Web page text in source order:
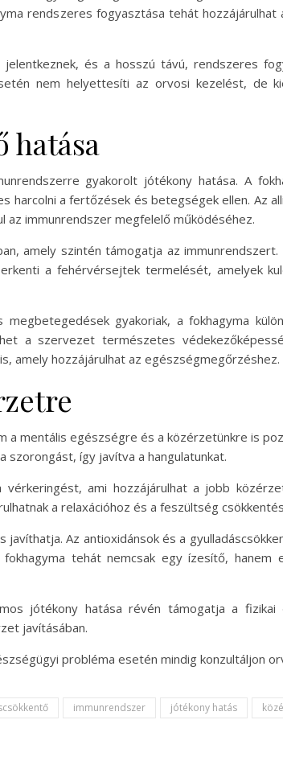
rendszeres fogyasztása tehát
és a hosszú távú, rendszeres
nem helyettesíti az orvosi kezelést, de
hatása
gyakorolt jótékony hatása. A
harcolni a fertőzések és betegségek ellen. Az
az immunrendszer megfelelő működéséhez.
amely szintén támogatja az
a fehérvérsejtek termelését, amelyek
gyakoriak, a fokhagyma
a szervezet természetes
amely hozzájárulhat az egészségmegőrzéshez.
a mentális egészségre és a közérzetünkre is
így javítva a hangulatunkat.
ami hozzájárulhat a jobb
a relaxációhoz és a feszültség
Az antioxidánsok és a
tehát nemcsak egy ízesítő,
jótékony hatása révén támogatja a
javításában.
probléma esetén mindig konzultáljon
immunrendszer jótékony hatás